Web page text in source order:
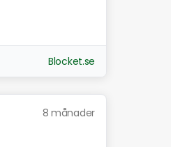
Blocket.se
8 månader